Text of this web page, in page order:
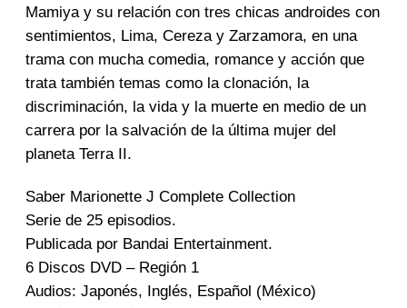
Mamiya y su relación con tres chicas androides con
sentimientos, Lima, Cereza y Zarzamora, en una
trama con mucha comedia, romance y acción que
trata también temas como la clonación, la
discriminación, la vida y la muerte en medio de un
carrera por la salvación de la última mujer del
planeta Terra II.
Saber Marionette J Complete Collection
Serie de 25 episodios.
Publicada por Bandai Entertainment.
6 Discos DVD – Región 1
Audios: Japonés, Inglés, Español (México)